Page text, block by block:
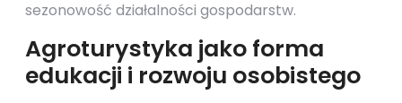
sezonowość działalności gospodarstw.
Agroturystyka jako forma
edukacji i rozwoju osobistego